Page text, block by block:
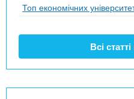
Топ економічних
Всі